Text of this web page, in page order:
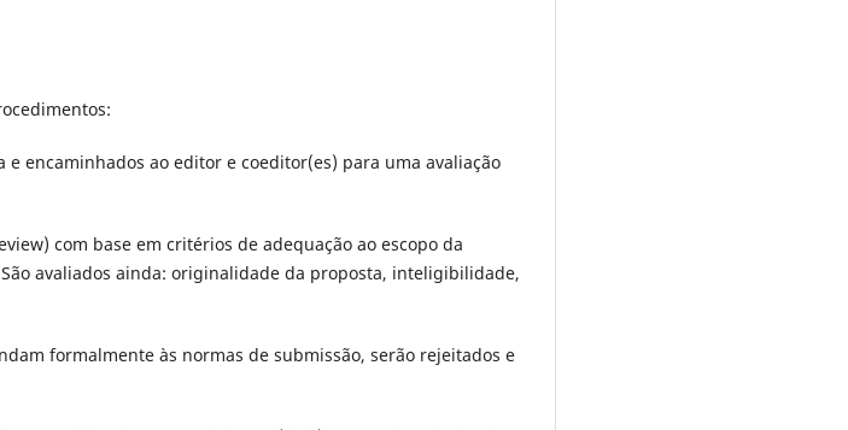
encaminhados ao editor e coeditor(es) para uma avaliação
com base em critérios de adequação ao escopo da
avaliados ainda: originalidade da proposta, inteligibilidade,
formalmente às normas de submissão, serão rejeitados e